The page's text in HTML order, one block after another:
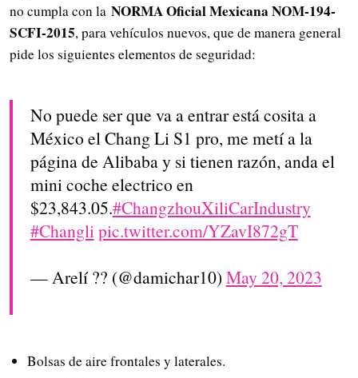
no cumpla con la NORMA Oficial Mexicana NOM-194-
SCFI-2015, para vehículos nuevos, que de manera general
pide los siguientes elementos de seguridad:
No puede ser que va a entrar está cosita a
México el Chang Li S1 pro, me metí a la
página de Alibaba y si tienen razón, anda el
mini coche electrico en
$23,843.05.#ChangzhouXiliCarIndustry
#Changlipic.twitter.com/YZavI872gT
— Arelí ?? (@damichar10)May 20, 2023
Bolsas de aire frontales y laterales.